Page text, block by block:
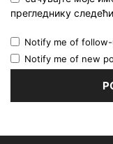
прегледнику
Notify me of
Notify me of new